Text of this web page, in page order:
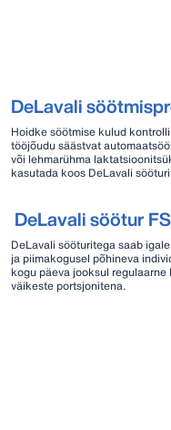
DeLavali
Hoidke söötmise kulud
tööjõudu säästvat
või lehmarühma
kasutada koos DeLavali
DeLavali söötur
DeLavali sööturitega saab
ja piimakogusel põhineva
kogu päeva jooksul
väikeste portsjonitena.